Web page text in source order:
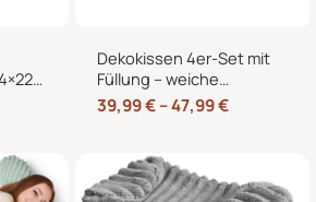
Dekokissen 4er-Set mit
Füllung – weiche
Zierkissen für Sofa und
Couch, 40×40, 45×45
39,99€–47,99€